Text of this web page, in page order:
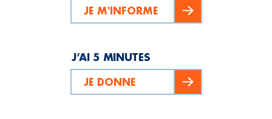
JE M'INFORME
J’AI 5 MINUTES
JE DONNE